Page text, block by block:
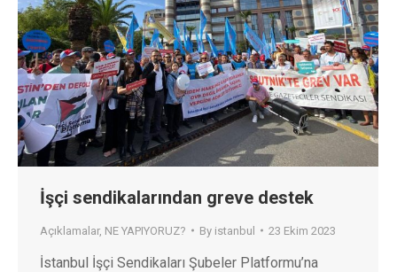
İşçi sendikalarından greve destek
Açıklamalar, NE YAPIYORUZ? By istanbul 23 Ekim 2023
İstanbul İşçi Sendikaları Şubeler Platformu’na